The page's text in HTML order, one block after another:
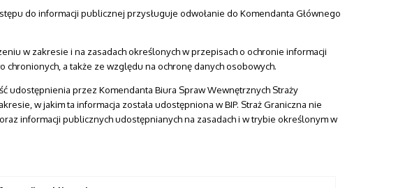
do informacji publicznej przysługuje odwołanie do Komendanta Głównego
w zakresie i na zasadach określonych w przepisach o ochronie informacji
a także ze względu na ochronę danych osobowych.
udostępnienia przez Komendanta Biura Spraw Wewnętrznych Straży
w jakim ta informacja została udostępniona w BIP. Straż Graniczna nie
informacji publicznych udostępnianych na zasadach i w trybie określonym w